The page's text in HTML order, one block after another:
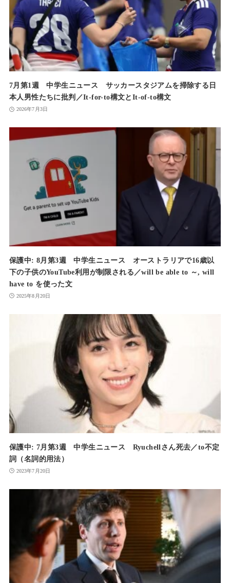
7月第1週 中学生ニュース サッカースタジアムを掃除する日
本人男性たちに批判／It-for-to構文とIt-of-to構文
2026年7月3日
保護中: 8月第3週 中学生ニュース オーストラリアで16歳以
下の子供のYouTube利用が制限される／will be able to ～, will
have to を使った文
2025年8月20日
保護中: 7月第3週 中学生ニュース Ryuchellさん死去／to不定
詞（名詞的用法）
2023年7月20日